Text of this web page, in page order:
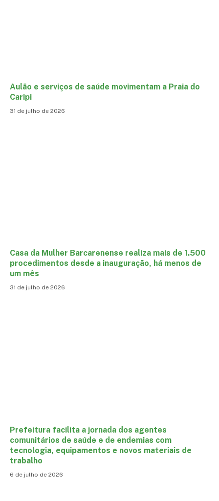
Aulão e serviços de saúde movimentam a Praia do
Caripi
31 de julho de 2026
Casa da Mulher Barcarenense realiza mais de 1.500
procedimentos desde a inauguração, há menos de
um mês
31 de julho de 2026
Prefeitura facilita a jornada dos agentes
comunitários de saúde e de endemias com
tecnologia, equipamentos e novos materiais de
trabalho
6 de julho de 2026